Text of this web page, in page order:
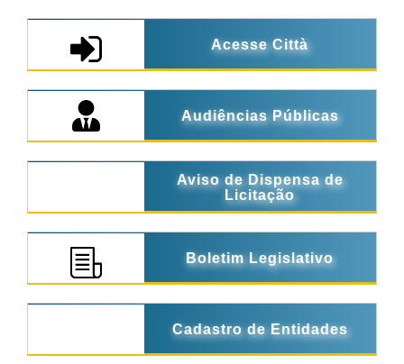
Acesse Città
Audiências Públicas
Aviso de Dispensa de
Licitação
Boletim Legislativo
Cadastro de Entidades